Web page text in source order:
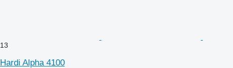
13
Hardi Alpha 4100